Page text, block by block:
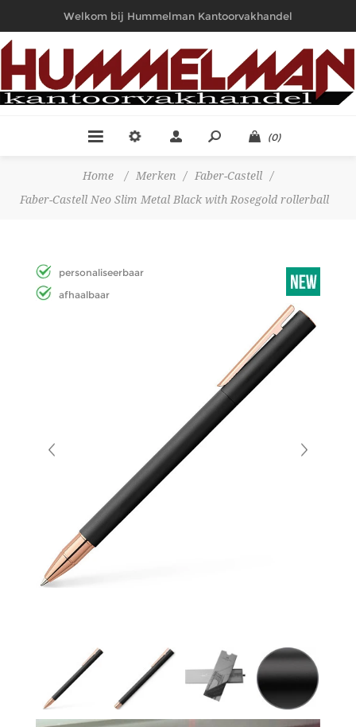
Welkom bij Hummelman Kantoorvakhandel
(0)
Home / Merken / Faber-Castell
/
Faber-Castell Neo Slim Metal Black with Rosegold rollerball
personaliseerbaar
afhaalbaar